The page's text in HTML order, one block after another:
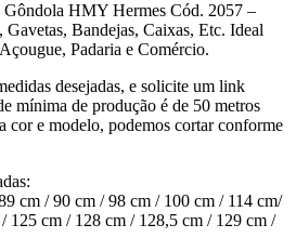
Gôndola HMY Hermes Cód. 2057 –
Gavetas, Bandejas, Caixas, Etc. Ideal
Padaria e Comércio.
desejadas, e solicite um link
mínima de produção é de 50 metros
cor e modelo, podemos cortar conforme
cm / 90 cm / 98 cm / 100 cm / 114 cm/
125 cm / 128 cm / 128,5 cm / 129 cm /